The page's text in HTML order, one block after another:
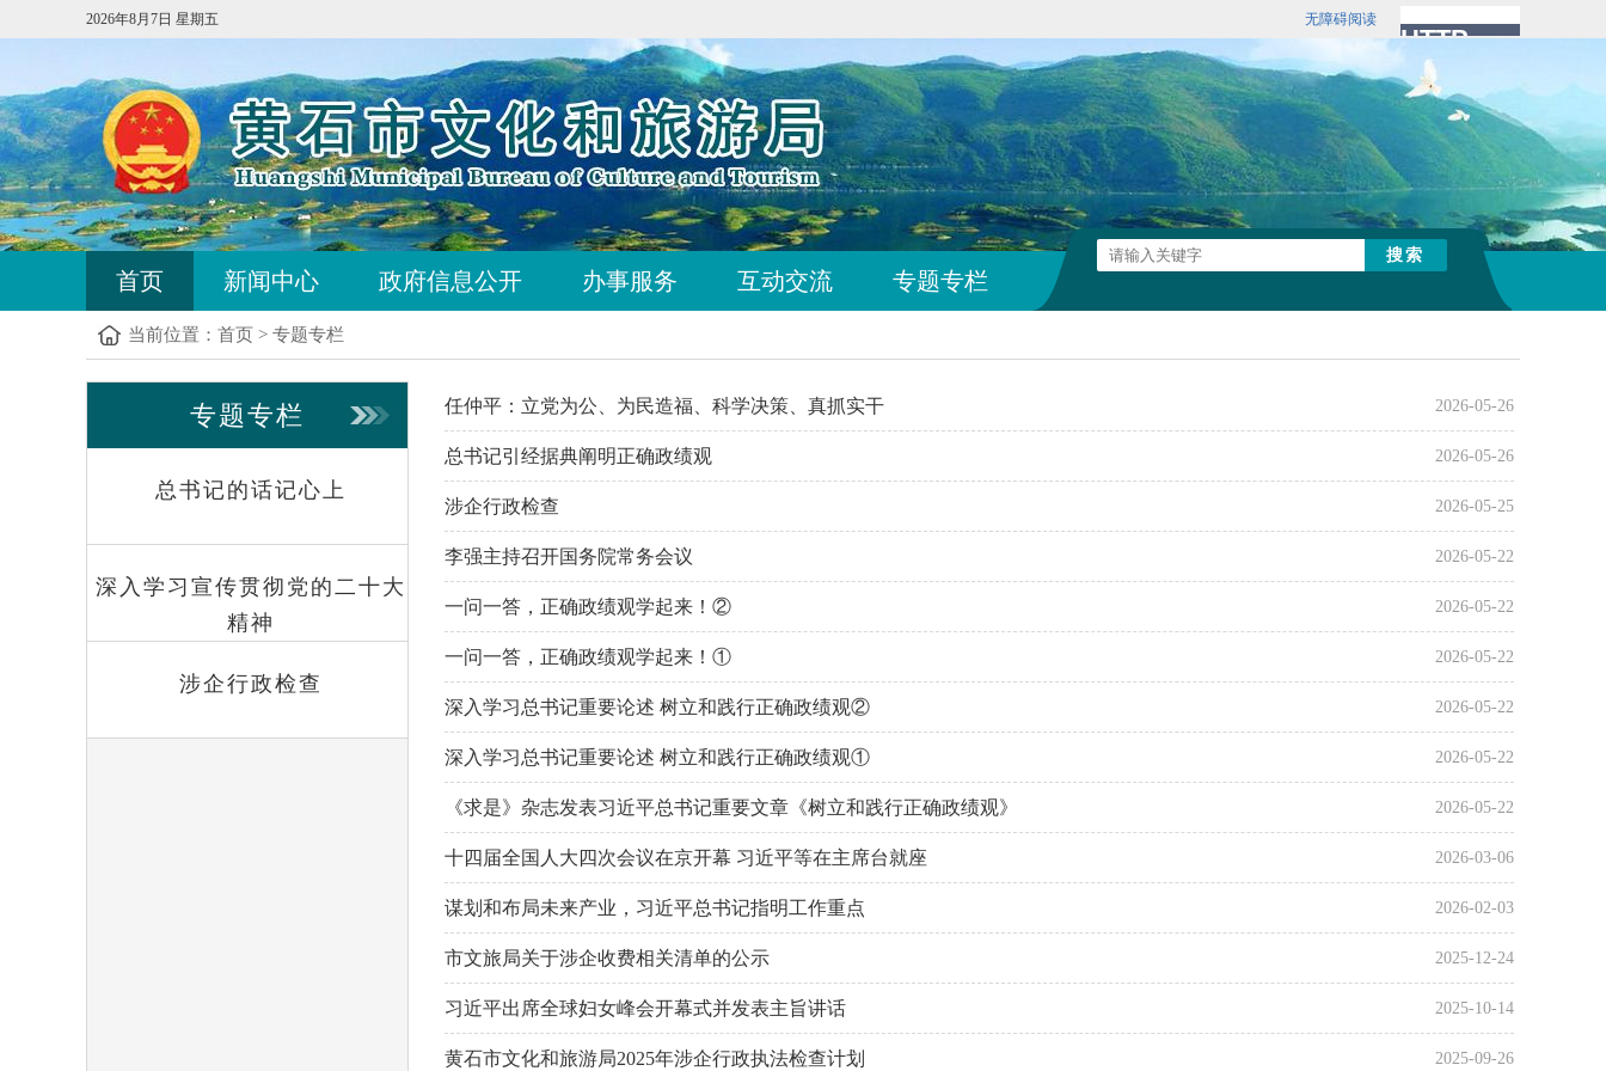
2026年8月7日 星期五 无障碍阅读
首页 新闻中心 政府信息公开 办事服务 互动交流 专题专栏
当前位置： 首页 > 专题专栏
专题专栏
总书记的话记心上
深入学习宣传贯彻党的二十大
精神
涉企行政检查
2026-05-26
任仲平：立党为公、为民造福、科学决策、真抓实干
2026-05-26
总书记引经据典阐明正确政绩观
2026-05-25
涉企行政检查
2026-05-22
李强主持召开国务院常务会议
2026-05-22
一问一答，正确政绩观学起来！②
2026-05-22
一问一答，正确政绩观学起来！①
2026-05-22
深入学习总书记重要论述 树立和践行正确政绩观②
2026-05-22
深入学习总书记重要论述 树立和践行正确政绩观①
2026-05-22
《求是》杂志发表习近平总书记重要文章《树立和践行正确政绩观》
2026-03-06
十四届全国人大四次会议在京开幕 习近平等在主席台就座
2026-02-03
谋划和布局未来产业，习近平总书记指明工作重点
2025-12-24
市文旅局关于涉企收费相关清单的公示
2025-10-14
习近平出席全球妇女峰会开幕式并发表主旨讲话
2025-09-26
黄石市文化和旅游局2025年涉企行政执法检查计划